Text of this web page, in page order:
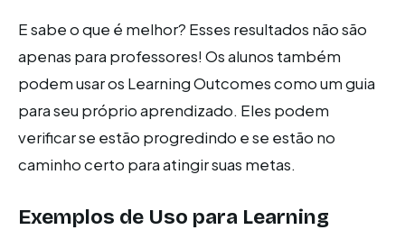
E sabe o que é melhor? Esses resultados não são
apenas para professores! Os alunos também
podem usar os Learning Outcomes como um guia
para seu próprio aprendizado. Eles podem
verificar se estão progredindo e se estão no
caminho certo para atingir suas metas.
Exemplos de Uso para Learning